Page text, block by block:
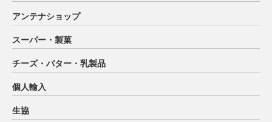
アンテナショップ
スーパー・製菓
チーズ・バター・乳製品
個人輸入
生協